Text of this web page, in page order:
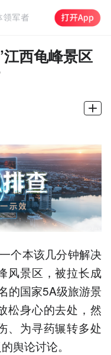
西龟峰景区
个本该几分钟解决
风景区，被拉长成
的国家5A级旅游景
松身心的去处，然
、为寻药辗转多处
舆论讨论。